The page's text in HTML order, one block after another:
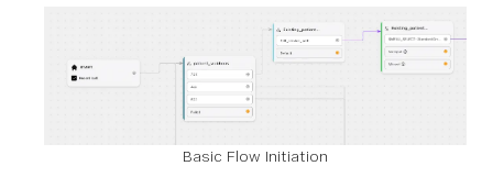
Basic Flow Initiation